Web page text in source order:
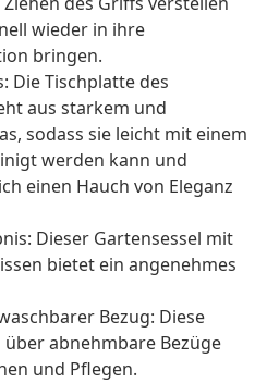
wieder in ihre
bringen.
Die Tischplatte des
aus starkem und
sodass sie leicht mit einem
werden kann und
einen Hauch von Eleganz
Dieser Gartensessel mit
bietet ein angenehmes
Bezug: Diese
abnehmbare Bezüge
und Pflegen.